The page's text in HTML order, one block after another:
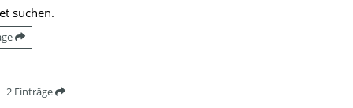
suchen.
2 Einträge